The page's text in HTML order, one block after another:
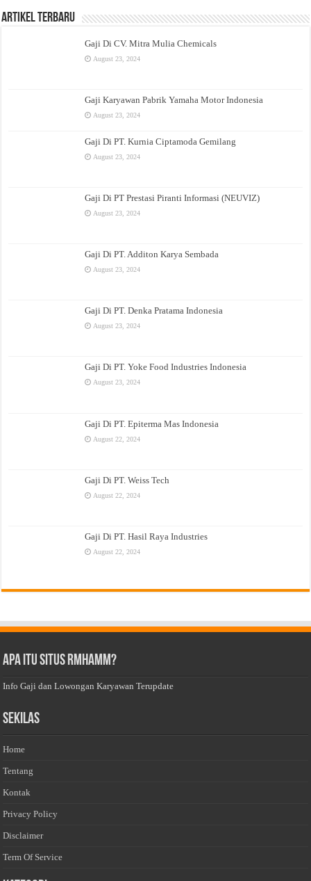
Artikel Terbaru
Gaji Di CV. Mitra Mulia Chemicals
August 23, 2024
Gaji Karyawan Pabrik Yamaha Motor Indonesia
August 23, 2024
Gaji Di PT. Kurnia Ciptamoda Gemilang
August 23, 2024
Gaji Di PT Prestasi Piranti Informasi (NEUVIZ)
August 23, 2024
Gaji Di PT. Additon Karya Sembada
August 23, 2024
Gaji Di PT. Denka Pratama Indonesia
August 23, 2024
Gaji Di PT. Yoke Food Industries Indonesia
August 23, 2024
Gaji Di PT. Epiterma Mas Indonesia
August 22, 2024
Gaji Di PT. Weiss Tech
August 22, 2024
Gaji Di PT. Hasil Raya Industries
August 22, 2024
Apa Itu Situs Rmhamm?
Info Gaji dan Lowongan Karyawan Terupdate
Sekilas
Home
Tentang
Kontak
Privacy Policy
Disclaimer
Term Of Service